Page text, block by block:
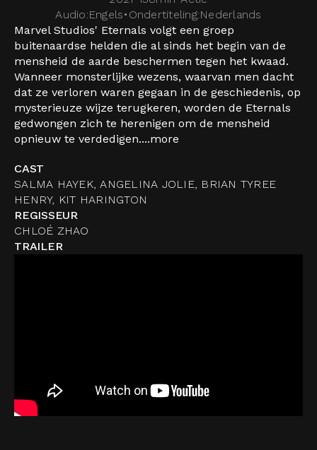
Audio:Engels• Ondertiteling:Nederlands
Marvel Studios' Eternals volgt een groep
buitenaardse helden die al sinds het begin van de
mensheid de aarde beschermen tegen het kwaad.
Wanneer monsterlijke wezens, waarvan men dacht
dat ze verloren waren gegaan in de geschiedenis, op
mysterieuze wijze terugkeren, worden de Eternals
gedwongen zich te herenigen om de mensheid
opnieuw te verdedigen....more
CAST
SALMA HAYEK, ANGELINA JOLIE, BRIAN TYREE
HENRY, KIT HARINGTON
REGISSEUR
CHLOÉ ZHAO
TRAILER